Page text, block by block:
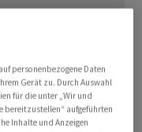
Mai hat ‌auf ⁠der
Origin ⁠von
personenbezogene Daten
Gerät zu. Durch Auswahl
für die unter „Wir und
bereitzustellen“ aufgeführten
Inhalte und Anzeigen